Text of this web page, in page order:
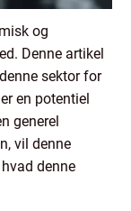
og
Denne artikel
sektor for
en potentiel
generel
vil denne
denne